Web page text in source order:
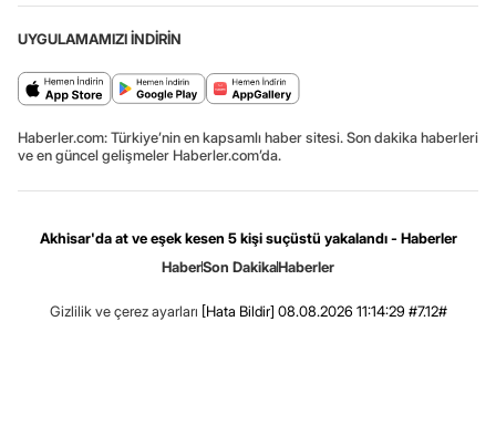
UYGULAMAMIZI İNDİRİN
Haberler.com: Türkiye’nin en kapsamlı haber sitesi. Son dakika haberleri
ve en güncel gelişmeler Haberler.com’da.
Akhisar'da at ve eşek kesen 5 kişi suçüstü yakalandı - Haberler
HaberSon DakikaHaberler
Gizlilik ve çerez ayarları [Hata Bildir] 08.08.2026 11:14:29 #7.12#